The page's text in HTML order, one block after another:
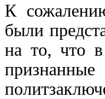
К
были
на то, что в